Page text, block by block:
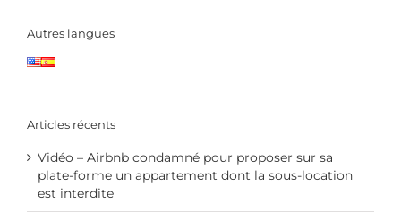
Autres langues
Articles récents
Vidéo – Airbnb condamné pour proposer sur sa
plate-forme un appartement dont la sous-location
est interdite